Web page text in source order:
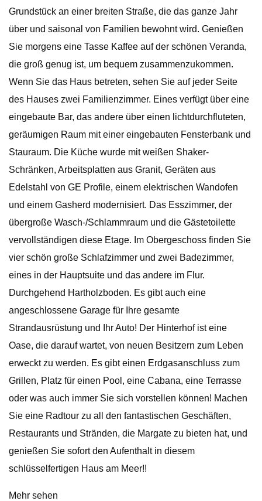
Grundstück an einer breiten Straße, die das ganze Jahr
über und saisonal von Familien bewohnt wird. Genießen
Sie morgens eine Tasse Kaffee auf der schönen Veranda,
die groß genug ist, um bequem zusammenzukommen.
Wenn Sie das Haus betreten, sehen Sie auf jeder Seite
des Hauses zwei Familienzimmer. Eines verfügt über eine
eingebaute Bar, das andere über einen lichtdurchfluteten,
geräumigen Raum mit einer eingebauten Fensterbank und
Stauraum. Die Küche wurde mit weißen Shaker-
Schränken, Arbeitsplatten aus Granit, Geräten aus
Edelstahl von GE Profile, einem elektrischen Wandofen
und einem Gasherd modernisiert. Das Esszimmer, der
übergroße Wasch-/Schlammraum und die Gästetoilette
vervollständigen diese Etage. Im Obergeschoss finden Sie
vier schön große Schlafzimmer und zwei Badezimmer,
eines in der Hauptsuite und das andere im Flur.
Durchgehend Hartholzboden. Es gibt auch eine
angeschlossene Garage für Ihre gesamte
Strandausrüstung und Ihr Auto! Der Hinterhof ist eine
Oase, die darauf wartet, von neuen Besitzern zum Leben
erweckt zu werden. Es gibt einen Erdgasanschluss zum
Grillen, Platz für einen Pool, eine Cabana, eine Terrasse
oder was auch immer Sie sich vorstellen können! Machen
Sie eine Radtour zu all den fantastischen Geschäften,
Restaurants und Stränden, die Margate zu bieten hat, und
genießen Sie sofort den Aufenthalt in diesem
schlüsselfertigen Haus am Meer!!
Mehr sehen